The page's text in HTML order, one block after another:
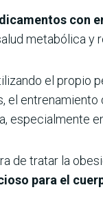
con
metabólica y
el propio
el
especialmente
de tratar la
para el